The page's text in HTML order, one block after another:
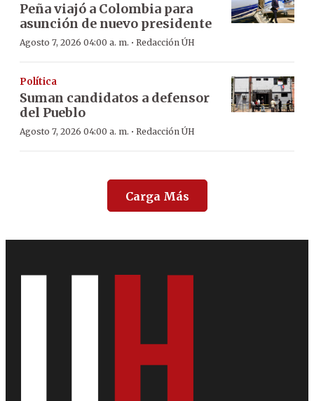
Peña viajó a Colombia para
asunción de nuevo presidente
Agosto 7, 2026 04:00 a. m. · Redacción ÚH
Política
Suman candidatos a defensor
del Pueblo
Agosto 7, 2026 04:00 a. m. · Redacción ÚH
Carga Más